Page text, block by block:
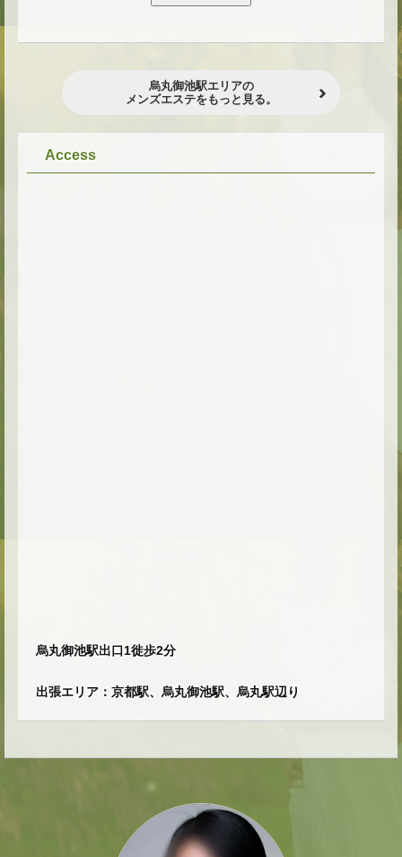
烏丸御池駅エリアの
メンズエステをもっと見る。
Access
烏丸御池駅出口1徙歩2分
出張エリア：京都駅、烏丸御池駅、烏丸駅辺り